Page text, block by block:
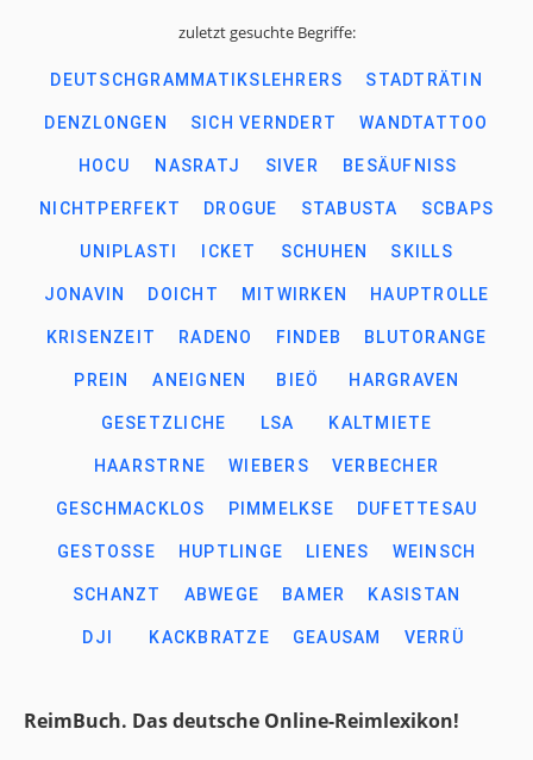
zuletzt gesuchte Begriffe:
DEUTSCHGRAMMATIKSLEHRERS STADTRÄTIN
DENZLONGEN SICH VERNDERT WANDTATTOO
HOCU NASRATJ SIVER BESÄUFNISS
NICHTPERFEKT DROGUE STABUSTA SCBAPS
UNIPLASTI ICKET SCHUHEN SKILLS
JONAVIN DOICHT MITWIRKEN HAUPTROLLE
KRISENZEIT RADENO FINDEB BLUTORANGE
PREIN ANEIGNEN BIEÖ HARGRAVEN
GESETZLICHE LSA KALTMIETE
HAARSTRNE WIEBERS VERBECHER
GESCHMACKLOS PIMMELKSE DUFETTESAU
GESTOSSE HUPTLINGE LIENES WEINSCH
SCHANZT ABWEGE BAMER KASISTAN
DJI KACKBRATZE GEAUSAM VERRÜ
ReimBuch. Das deutsche Online-Reimlexikon!